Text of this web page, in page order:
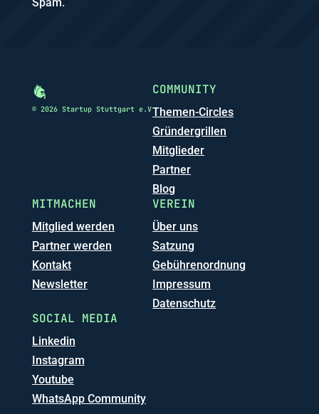
© 2026 Startup Stuttgart e.V
COMMUNITY
Themen-Circles
Gründergrillen
Mitglieder
Partner
Blog
MITMACHEN
Mitglied werden
Partner werden
Kontakt
Newsletter
VEREIN
Über uns
Satzung
Gebührenordnung
Impressum
Datenschutz
SOCIAL MEDIA
Linkedin
Instagram
Youtube
WhatsApp Community